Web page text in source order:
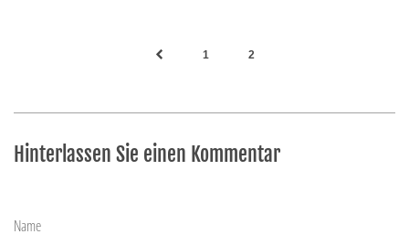
1 2
Hinterlassen Sie einen Kommentar